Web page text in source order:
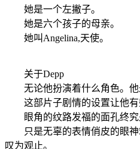
她是一个左撇子。
她是六个孩子的母亲。
她叫Angelina,天使。
关于Depp
无论他扮演着什么角色。他
这部片子剧情的设置让他有
眼角的纹路发福的面孔终究
只是无辜的表情俏皮的眼神
叹为观止。